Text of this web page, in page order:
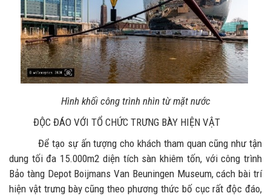
Hình khối công trình nhìn từ mặt nước
ĐỘC ĐÁO VỚI TỔ CHỨC TRƯNG BÀY HIỆN VẬT
Để tạo sự ấn tượng cho khách tham quan cũng như tận
dung tối đa 15.000m2 diện tích sàn khiêm tốn, với công trình
Bảo tàng Depot Boijmans Van Beuningen Museum, cách bài trí
hiện vật trưng bày cũng theo phương thức bố cục rất độc đáo,